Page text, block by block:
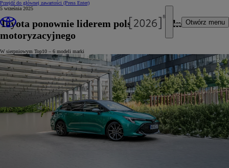
Przejdź do głównej zawartości (Press Enter)
Otwórz menu
5 września 2025
Toyota ponownie liderem polskiego rynku
motoryzacyjnego
W sierpniowym Top10 – 6 modeli marki